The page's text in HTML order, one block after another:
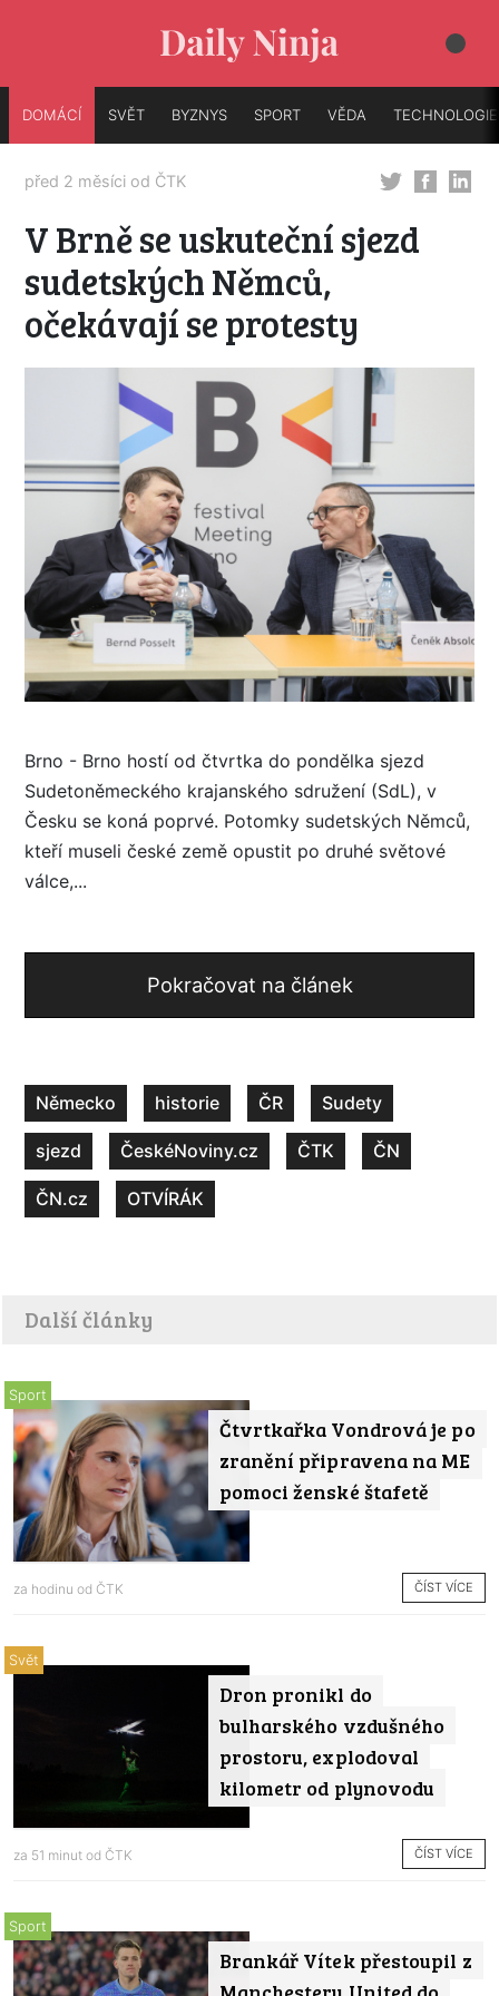
DOMÁCÍ SVĚT BYZNYS SPORT VĚDA TECHNOLOGIE
před 2 měsíci od ČTK
V Brně se uskuteční sjezd
sudetských Němců,
očekávají se protesty
Brno - Brno hostí od čtvrtka do pondělka sjezd
Sudetoněmeckého krajanského sdružení (SdL), v
Česku se koná poprvé. Potomky sudetských Němců,
kteří museli české země opustit po druhé světové
válce,...
Pokračovat na článek
Německo historie ČR Sudety
sjezd ČeskéNoviny.cz ČTK ČN
ČN.cz OTVÍRÁK
Další články
Čtvrtkařka Vondrová je po
zranění připravena na ME
pomoci ženské štafetě
Sport
za hodinu od ČTK ČÍST VÍCE
Dron pronikl do
bulharského vzdušného
prostoru, explodoval
kilometr od plynovodu
Svět
za 51 minut od ČTK ČÍST VÍCE
Brankář Vítek přestoupil z
Sport